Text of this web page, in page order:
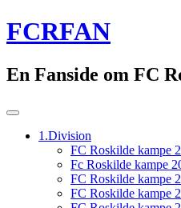
Skip
to
FCRFAN
En Fanside om FC
1.Division
FC Roskilde kampe
Fc Roskilde kampe
FC Roskilde kampe
FC Roskilde kampe